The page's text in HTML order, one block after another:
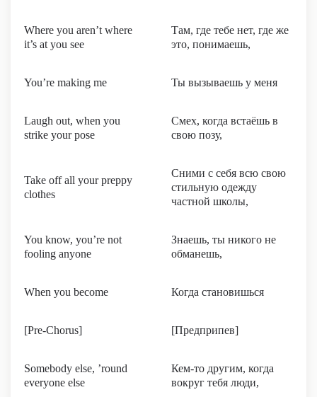
Where you aren’t where
it’s at you see
Там, где тебе нет, где же
это, понимаешь,
You’re making me Ты вызываешь у меня
Laugh out, when you
strike your pose
Смех, когда встаёшь в
свою позу,
Take off all your preppy
clothes
Сними с себя всю свою
стильную одежду
частной школы,
You know, you’re not
fooling anyone
Знаешь, ты никого не
обманешь,
When you become Когда становишься
[Pre-Chorus] [Предприпев]
Somebody else, ’round
everyone else
Кем-то другим, когда
вокруг тебя люди,